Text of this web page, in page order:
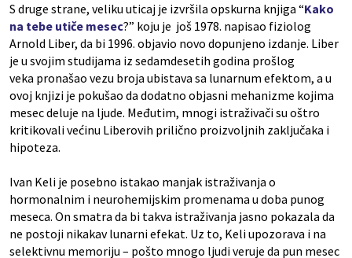
S druge strane, veliku uticaj je izvršila opskurna knjiga “Kako
na tebe utiče mesec?” koju je još 1978. napisao fiziolog
Arnold Liber, da bi 1996. objavio novo dopunjeno izdanje. Liber
je u svojim studijama iz sedamdesetih godina prošlog
veka pronašao vezu broja ubistava sa lunarnum efektom, a u
ovoj knjizi je pokušao da dodatno objasni mehanizme kojima
mesec deluje na ljude. Međutim, mnogi istraživači su oštro
kritikovali većinu Liberovih prilično proizvoljnih zaključaka i
hipoteza.
Ivan Keli je posebno istakao manjak istraživanja o
hormonalnim i neurohemijskim promenama u doba punog
meseca. On smatra da bi takva istraživanja jasno pokazala da
ne postoji nikakav lunarni efekat. Uz to, Keli upozorava i na
selektivnu memoriju – pošto mnogo ljudi veruje da pun mesec